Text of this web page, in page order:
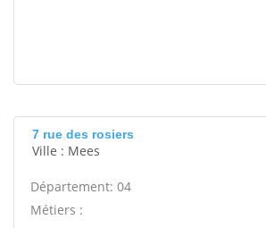
7 rue des rosiers
Ville : Mees
Département: 04
Métiers :